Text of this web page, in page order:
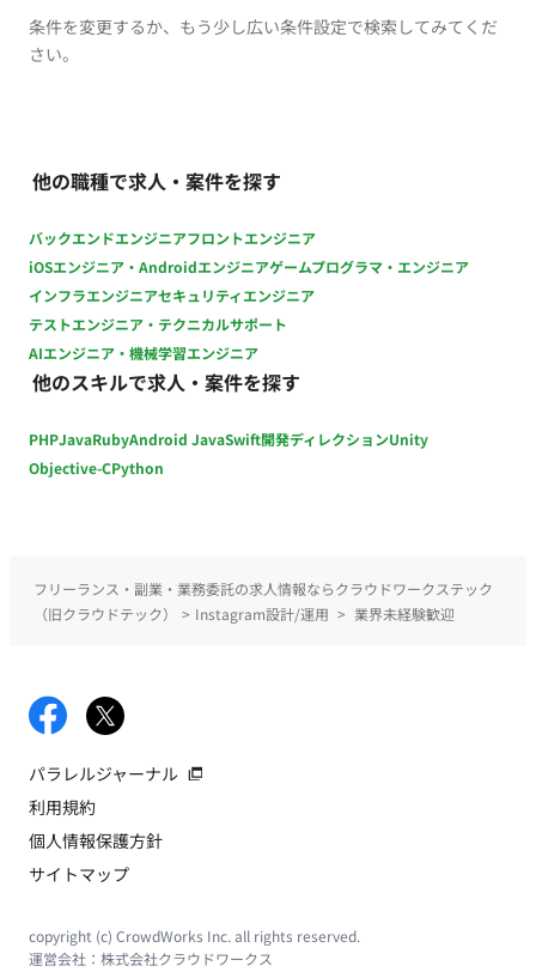
条件を変更するか、もう少し広い条件設定で検索してみてくだ
さい。
他の職種で求人・案件を探す
バックエンドエンジニアフロントエンジニア
iOSエンジニア・Androidエンジニアゲームプログラマ・エンジニア
インフラエンジニアセキュリティエンジニア
テストエンジニア・テクニカルサポート
AIエンジニア・機械学習エンジニア
他のスキルで求人・案件を探す
PHPJavaRubyAndroid JavaSwift開発ディレクションUnity
Objective-CPython
フリーランス・副業・業務委託の求人情報ならクラウドワークステック
（旧クラウドテック）
> Instagram設計/運用 > 業界未経験歓迎
パラレルジャーナル
利用規約
個人情報保護方針
サイトマップ
copyright (c) CrowdWorks Inc. all rights reserved.
運営会社： 株式会社クラウドワークス